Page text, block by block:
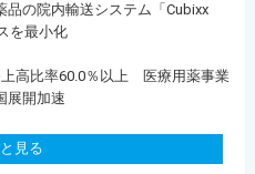
の院内輸送システム「Cubixx
を最小化
高比率60.0％以上 医療用薬事業
展開加速
見る